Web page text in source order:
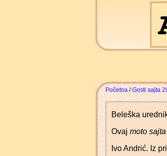
Početna /Gosti sajta
Beleška
Ovaj moto sajta
Ivo Andrić. Iz